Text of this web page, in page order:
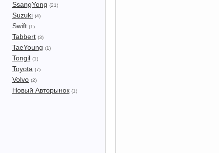
SsangYong (21)
Suzuki (4)
Swift (1)
Tabbert (3)
TaeYoung (1)
Tongil (1)
Toyota (7)
Volvo (2)
Новый Авторынок (1)